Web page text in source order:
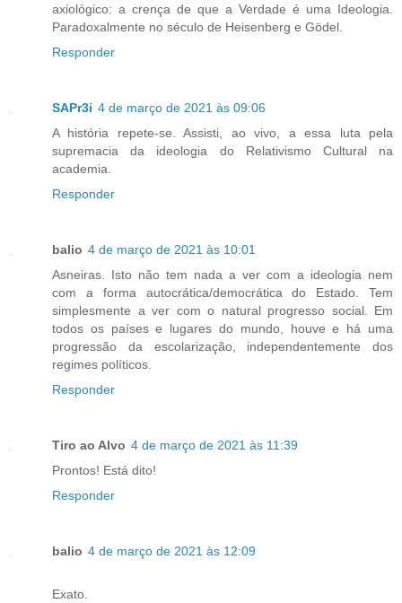
axiológico: a crença de que a Verdade é uma Ideologia.
Paradoxalmente no século de Heisenberg e Gödel.
Responder
SAPr3i 4 de março de 2021 às 09:06
A história repete-se. Assisti, ao vivo, a essa luta pela
supremacia da ideologia do Relativismo Cultural na
academia.
Responder
balio 4 de março de 2021 às 10:01
Asneiras. Isto não tem nada a ver com a ideologia nem
com a forma autocrática/democrática do Estado. Tem
simplesmente a ver com o natural progresso social. Em
todos os países e lugares do mundo, houve e há uma
progressão da escolarização, independentemente dos
regimes políticos.
Responder
Tiro ao Alvo 4 de março de 2021 às 11:39
Prontos! Está dito!
Responder
balio 4 de março de 2021 às 12:09
Exato.